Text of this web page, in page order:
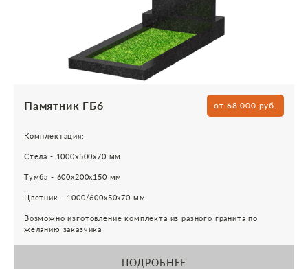
Памятник ГБ6 от 68 000 руб.
Комплектация:
Стела - 1000х500х70 мм
Тумба - 600х200х150 мм
Цветник - 1000/600х50х70 мм
Возможно изготовление комплекта из разного гранита по
желанию заказчика
ПОДРОБНЕЕ